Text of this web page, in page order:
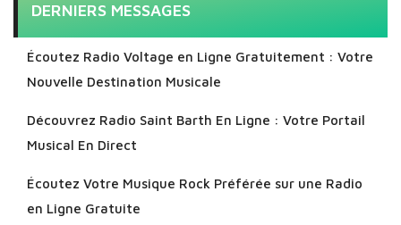
DERNIERS MESSAGES
Écoutez Radio Voltage en Ligne Gratuitement : Votre
Nouvelle Destination Musicale
Découvrez Radio Saint Barth En Ligne : Votre Portail
Musical En Direct
Écoutez Votre Musique Rock Préférée sur une Radio
en Ligne Gratuite